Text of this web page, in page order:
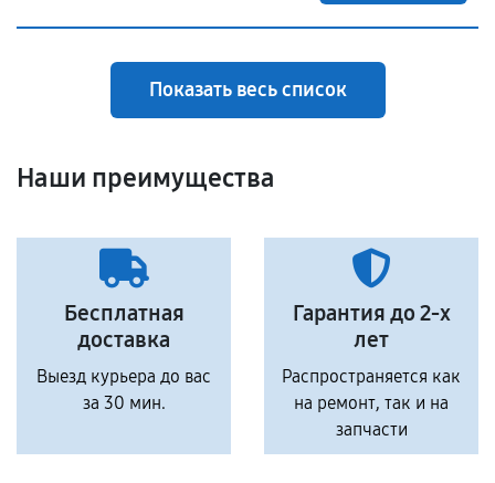
Показать весь список
Наши преимущества
Бесплатная
доставка
Выезд курьера до вас
за 30 мин.
Гарантия до 2-х
лет
Распространяется как
на ремонт, так и на
запчасти